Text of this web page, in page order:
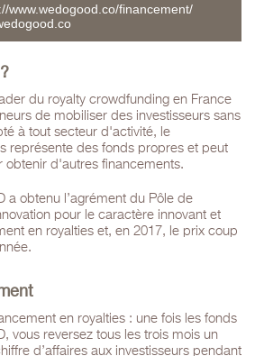
www.wedogood.co/financement/
du royalty crowdfunding en France
de mobiliser des investisseurs sans
à tout secteur d'activité, le
représente des fonds propres et peut
obtenir d'autres financements.
a obtenu l’agrément du Pôle de
pour le caractère innovant et
en royalties et, en 2017, le prix coup
en royalties : une fois les fonds
vous reversez tous les trois mois un
d’affaires aux investisseurs pendant